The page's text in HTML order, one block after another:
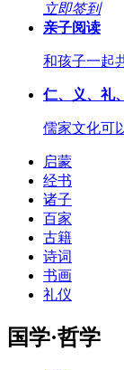
立即签到
亲子阅读
和孩子一起
仁、义、礼
儒家文化可
启蒙
经书
诸子
百家
古籍
诗词
书画
礼仪
国学·哲学